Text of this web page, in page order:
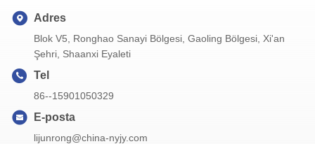
Adres
Blok V5, Ronghao Sanayi Bölgesi, Gaoling Bölgesi, Xi'an
Şehri, Shaanxi Eyaleti
Tel
86--15901050329
E-posta
lijunrong@china-nyjy.com